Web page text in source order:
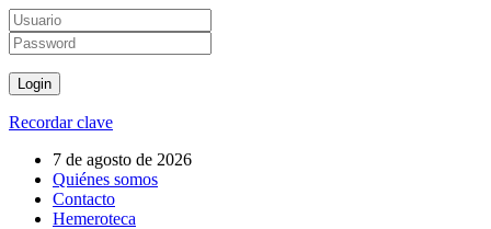
Recordar clave
7 de agosto de 2026
Quiénes somos
Contacto
Hemeroteca